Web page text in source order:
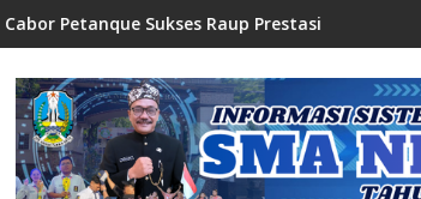
Raup Prestasi